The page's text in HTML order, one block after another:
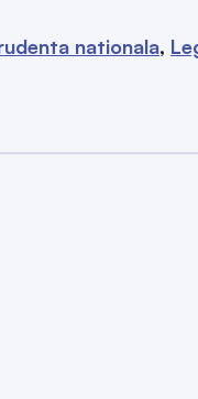
nationala